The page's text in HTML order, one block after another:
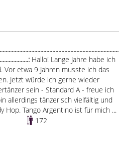
Hallo! Lange Jahre habe ich
Vor etwa 9 Jahren musste ich das
Jetzt würde ich gerne wieder
sein - Standard A - freue ich
allerdings tänzerisch vielfältig und
Hop. Tango Argentino ist für mich ...
172